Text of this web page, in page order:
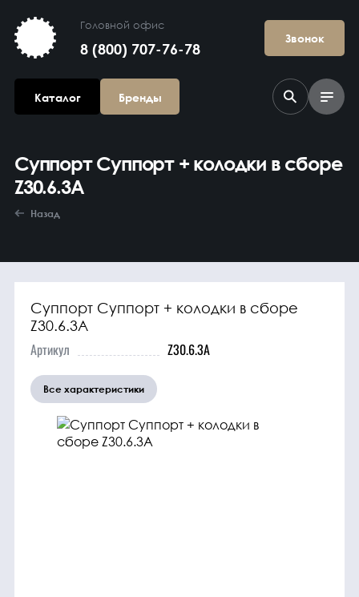
Головной офис
8 (800) 707-76-78
Звонок
Каталог Бренды
Агрегаты в
сборе
Гидравлика и
ГСМ
Суппорт Суппорт + колодки в сборе
Z30.6.3A
Назад
Суппорт Суппорт + колодки в сборе
Z30.6.3A
Артикул Z30.6.3A
Все характеристики